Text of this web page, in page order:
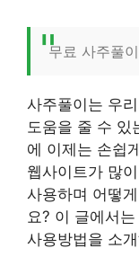
무료 사주풀
사주풀이는 우
도움을 줄 수 있
에 이제는 손쉽
웹사이트가 많
사용하며 어떻
요? 이 글에서
사용방법을 소